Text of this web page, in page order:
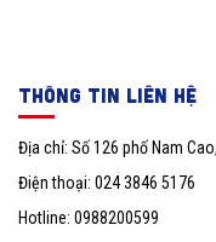
THÔNG TIN LIÊN HỆ
Địa chỉ: Số 126 phố Nam
Điện thoại: 024 3846 5176
Hotline: 0988200599